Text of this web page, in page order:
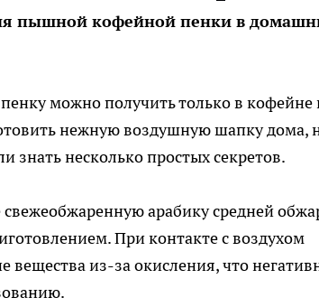
пышной кофейной пенки в
можно получить только в кофейне
нежную воздушную шапку дома,
несколько простых секретов.
свежеобжаренную арабику средней
При контакте с воздухом
вещества из-за окисления, что